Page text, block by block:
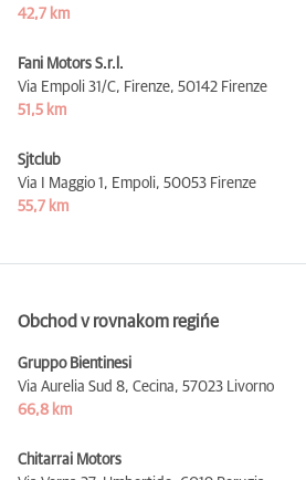
42,7 km
Fani Motors S.r.l.
Via Empoli 31/C, Firenze, 50142 Firenze
51,5 km
Sjtclub
Via I Maggio 1, Empoli, 50053 Firenze
55,7 km
Obchod v rovnakom regińe
Gruppo Bientinesi
Via Aurelia Sud 8, Cecina, 57023 Livorno
66,8 km
Chitarrai Motors